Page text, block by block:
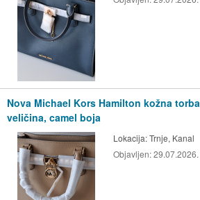
Nova Michael Kors Hamilton kožna
veličina, camel boja
Lokacija:Trnje, Kanal
Objavljen:29.07.2026.